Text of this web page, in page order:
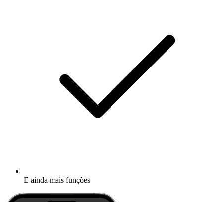
E ainda mais funções